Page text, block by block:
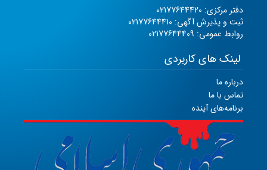
دفتر مرکزی: 02177644420
ثبت و پذیرش آگهی: 02177644410
روابط عمومی: 02177644409
لینک های کاربردی
درباره ما
تماس با ما
برنامه‌های آینده